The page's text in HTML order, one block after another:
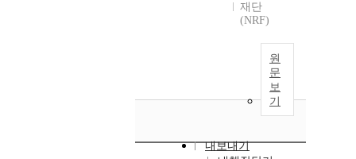
재단
(NRF)
원
문
보
기
내보내기